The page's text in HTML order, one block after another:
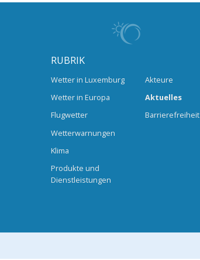
RUBRIK
Wetter in Luxemburg
Wetter in Europa
Flugwetter
Wetterwarnungen
Klima
Produkte und
Dienstleistungen
Akteure
Aktuelles
Barrierefreiheit